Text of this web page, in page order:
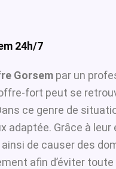
24h/7
Gorsem par un
fort peut se
ce genre de
adaptée. Grâce à
de causer des
afin d’éviter